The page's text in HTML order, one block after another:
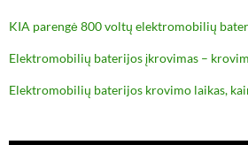
KIA parengė 800 voltų elektromobilių
Elektromobilių baterijos įkrovimas –
Elektromobilių baterijos krovimo laikas,